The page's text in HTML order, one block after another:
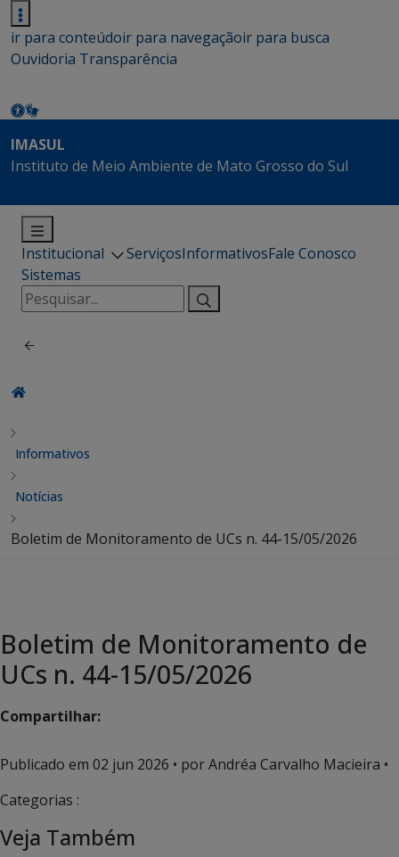
ir para conteúdoir para navegaçãoir para busca
Ouvidoria Transparência
IMASUL
Instituto de Meio Ambiente de Mato Grosso do Sul
Institucional ServiçosInformativosFale Conosco
Sistemas
Pesquisar
por:
Informativos
Notícias
Boletim de Monitoramento de UCs n. 44-15/05/2026
Boletim de Monitoramento de
UCs n. 44-15/05/2026
Compartilhar:
Publicado em 02 jun 2026 • por Andréa Carvalho Macieira •
Categorias :
Veja Também